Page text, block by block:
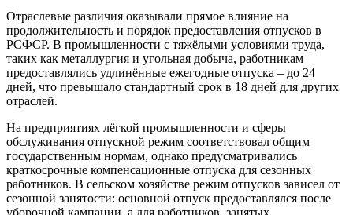
Отраслевые различия оказывали прямое влияние на
продолжительность и порядок предоставления отпусков в
РСФСР. В промышленности с тяжёлыми условиями труда,
таких как металлургия и угольная добыча, работникам
предоставлялись удлинённые ежегодные отпуска – до 24
дней, что превышало стандартный срок в 18 дней для других
отраслей.
На предприятиях лёгкой промышленности и сферы
обслуживания отпускной режим соответствовал общим
государственным нормам, однако предусматривались
краткосрочные компенсационные отпуска для сезонных
работников. В сельском хозяйстве режим отпусков зависел от
сезонной занятости: основной отпуск предоставлялся после
уборочной кампании, а для работников, занятых